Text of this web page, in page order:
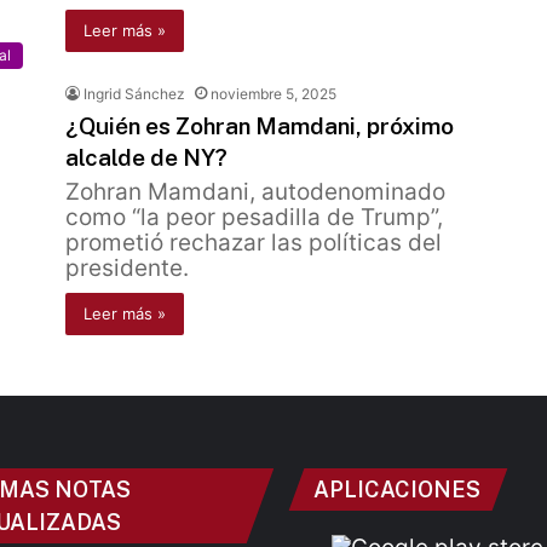
Leer más »
Ingrid Sánchez noviembre 5, 2025
¿Quién es Zohran Mamdani, próximo
alcalde de NY?
Zohran Mamdani, autodenominado
como “la peor pesadilla de Trump”,
prometió rechazar las políticas del
presidente.
Leer más »
NOTAS
APLICACIONES